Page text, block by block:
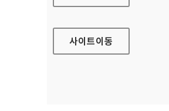
사이트이동